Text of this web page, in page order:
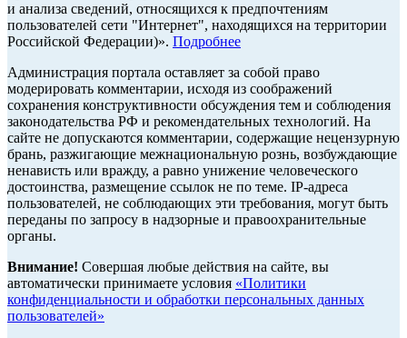
и анализа сведений, относящихся к предпочтениям
пользователей сети "Интернет", находящихся на территории
Российской Федерации)». Подробнее
Администрация портала оставляет за собой право
модерировать комментарии, исходя из соображений
сохранения конструктивности обсуждения тем и соблюдения
законодательства РФ и рекомендательных технологий. На
сайте не допускаются комментарии, содержащие нецензурную
брань, разжигающие межнациональную рознь, возбуждающие
ненависть или вражду, а равно унижение человеческого
достоинства, размещение ссылок не по теме. IP-адреса
пользователей, не соблюдающих эти требования, могут быть
переданы по запросу в надзорные и правоохранительные
органы.
Внимание! Совершая любые действия на сайте, вы
автоматически принимаете условия «Политики
конфиденциальности и обработки персональных данных
пользователей»